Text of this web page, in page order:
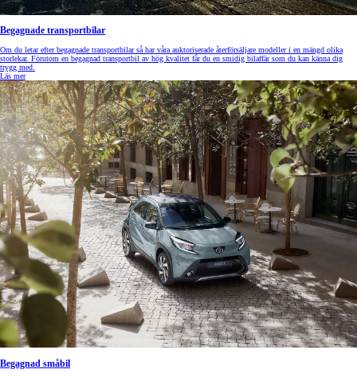
Begagnade transportbilar
Om du letar efter begagnade transportbilar så har våra auktoriserade återförsäljare modeller i en mängd olika
storlekar. Förutom en begagnad transportbil av hög kvalitet får du en smidig bilaffär som du kan känna dig
trygg med.
Läs mer
Begagnad småbil